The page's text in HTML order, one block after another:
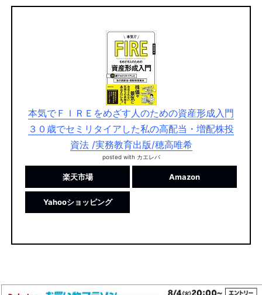
本気でＦＩＲＥをめざす人のための資産形成入門
３０歳でセミリタイアした私の高配当・増配株投
資法 /実務教育出版/穂高唯希
posted with カエレバ
楽天市場 Amazon
Yahooショッピング